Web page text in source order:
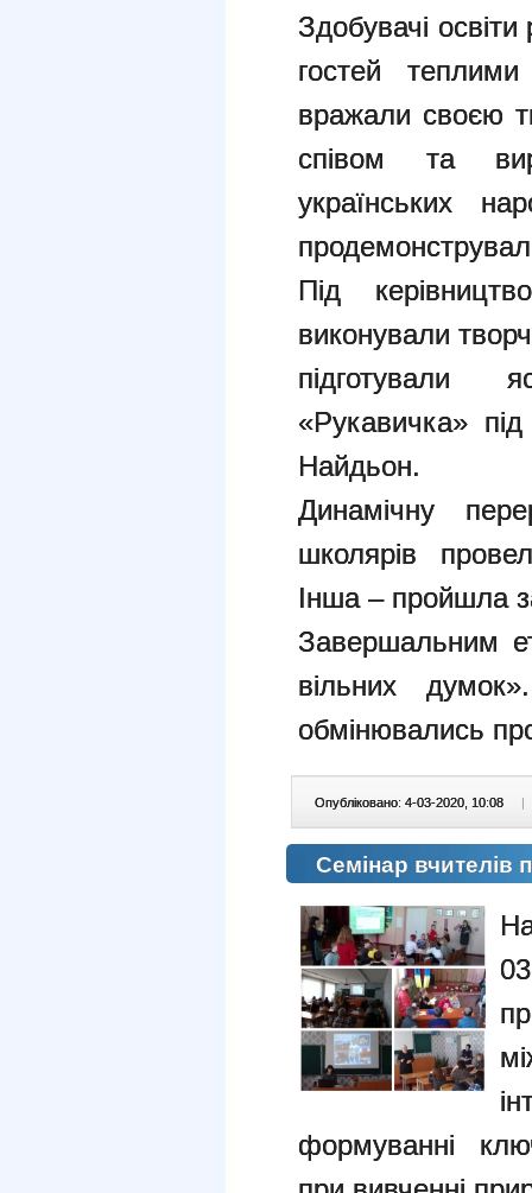
Здобувачі
гостей
вражали своєю
співом та
українських
Під
виконували
підготували
«Рукавичка»
Найдьон.
Динамічну
школярів
Інша – пройшла
Завершальним
вільних
обмінювались
Опубліковано: 4-03-2020, 10:08 |
Семінар вчителів
формуванні